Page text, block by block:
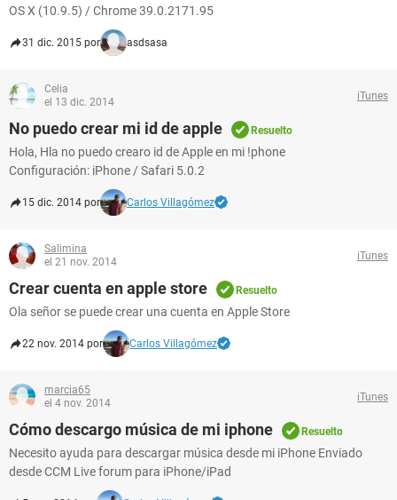
OS X (10.9.5) / Chrome 39.0.2171.95
31 dic. 2015 por asdsasa
Celia
el 13 dic. 2014
iTunes
No puedo crear mi id de apple Resuelto
Hola, Hla no puedo crearo id de Apple en mi !phone
Configuración: iPhone / Safari 5.0.2
15 dic. 2014 por Carlos Villagómez
Salimina
el 21 nov. 2014
iTunes
Crear cuenta en apple store Resuelto
Ola señor se puede crear una cuenta en Apple Store
22 nov. 2014 por Carlos Villagómez
marcia65
el 4 nov. 2014
iTunes
Cómo descargo música de mi iphone Resuelto
Necesito ayuda para descargar música desde mi iPhone Enviado
desde CCM Live forum para iPhone/iPad